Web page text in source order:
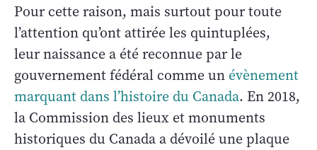
Pour cette raison, mais surtout pour toute
l’attention qu’ont attirée les quintuplées,
leur naissance a été reconnue par le
gouvernement fédéral comme un évènement
marquant dans l’histoire du Canada. En 2018,
la Commission des lieux et monuments
historiques du Canada a dévoilé une plaque